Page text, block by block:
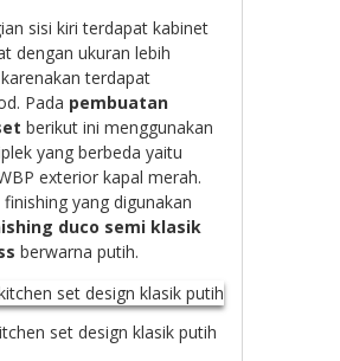
sisi kiri terdapat kabinet
dengan ukuran lebih
terdapat
Pada pembuatan
berikut ini menggunakan
yang berbeda yaitu
exterior kapal merah.
yang digunakan
duco semi klasik
berwarna putih.
set design klasik putih